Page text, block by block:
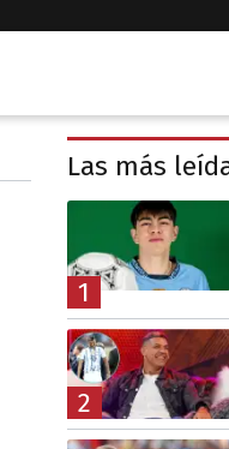
Las más
1
2